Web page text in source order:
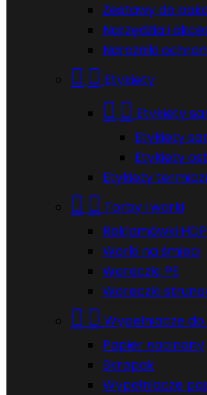
Zestawy do
Narzędzia i
Narożniki
  Etykiety
  Etykiety
Etykiety
Etykiety
Etykiety
  Torby i worki
Reklamówki
Worki na śmieci
Woreczki PE
Woreczki
  Wypełniacze
Papier nacinany
Skropak
Wypełniacze